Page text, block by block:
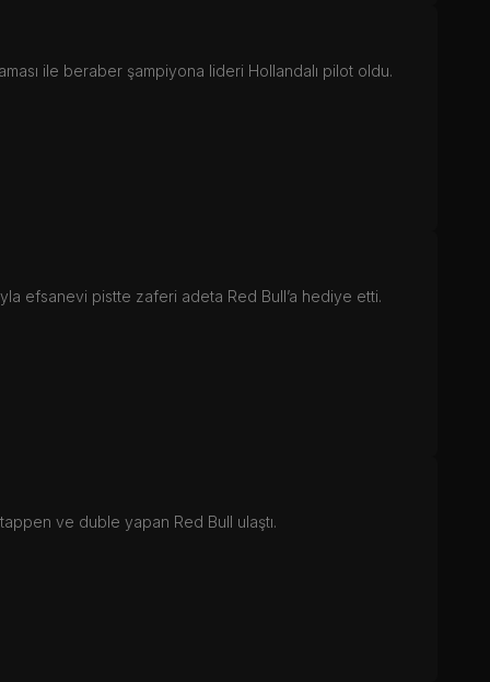
ile beraber şampiyona lideri Hollandalı pilot oldu.
efsanevi pistte zaferi adeta Red Bull’a hediye etti.
ve duble yapan Red Bull ulaştı.